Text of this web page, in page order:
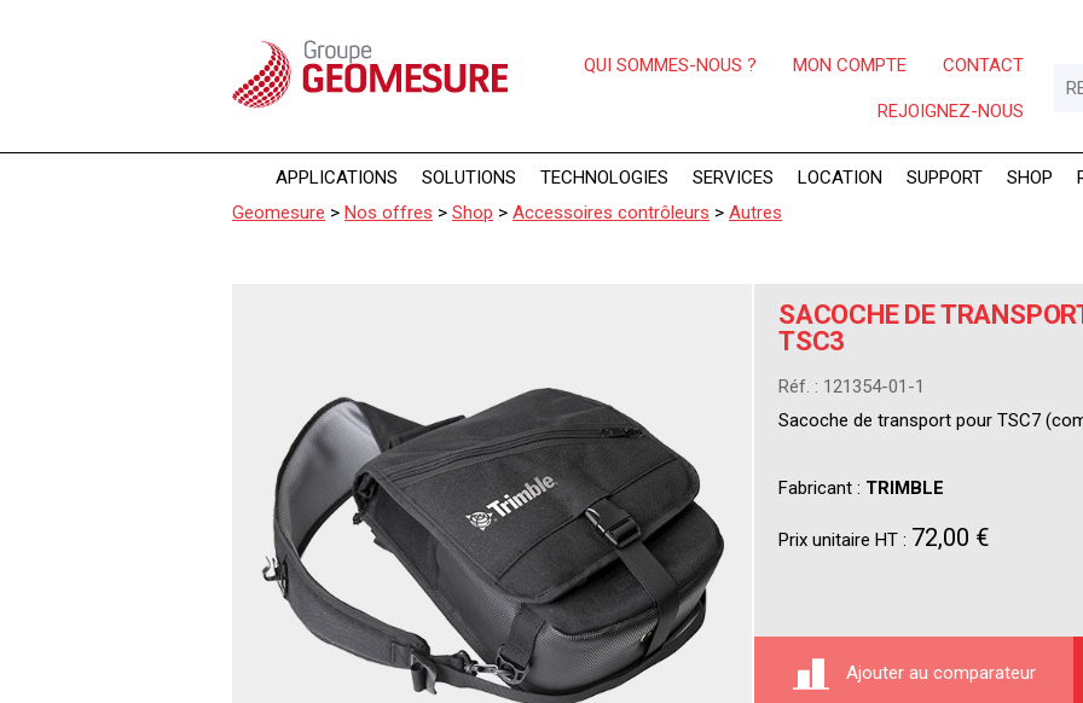
QUI SOMMES-NOUS ? MON COMPTE CONTACT
REJOIGNEZ-NOUS
APPLICATIONS SOLUTIONS TECHNOLOGIES SERVICES LOCATION SUPPORT SHOP
Geomesure > Nos offres > Shop > Accessoires contrôleurs > Autres
SACOCHE DE
TSC3
Réf. : 121354-01-1
Sacoche de transport pour TSC7
Fabricant : TRIMBLE
Prix unitaire HT : 72,00 €
Ajouter au comparateur